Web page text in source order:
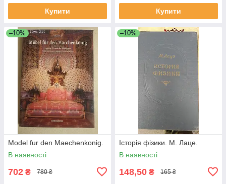
Купити Купити
–10%
Model fur den Maechenkonig.
В наявності
702 ₴ 780 ₴
–10%
Історія фізики. М. Лаце.
В наявності
148,50 ₴ 165 ₴